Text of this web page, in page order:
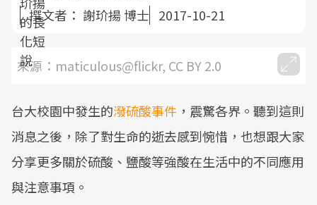
撰文者： 謝玠揚 博士 2017-10-21
來源：maticulous@flickr, CC BY 2.0
台大校園中發生的潑硫酸事件 ，震驚各界。聽到這則
消息之後，除了對生命的逝去感到惋惜，也想跟大家
分享更多關於硫酸、鹽酸等強酸在生活中的不同應用
與注意事項。